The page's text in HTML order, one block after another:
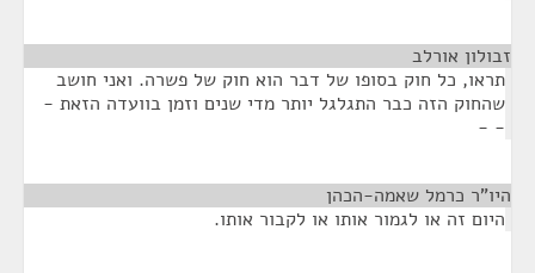
זבולון אורלב
תראו, כל חוק בסופו של דבר הוא חוק של פשרה. ואני חושב
שהחוק הזה כבר התגלגל יותר מדי שנים וזמן בוועדה הזאת -
- -
היו"ר כרמל שאמה-הכהן
היום זה או לגמור אותו או לקבור אותו.